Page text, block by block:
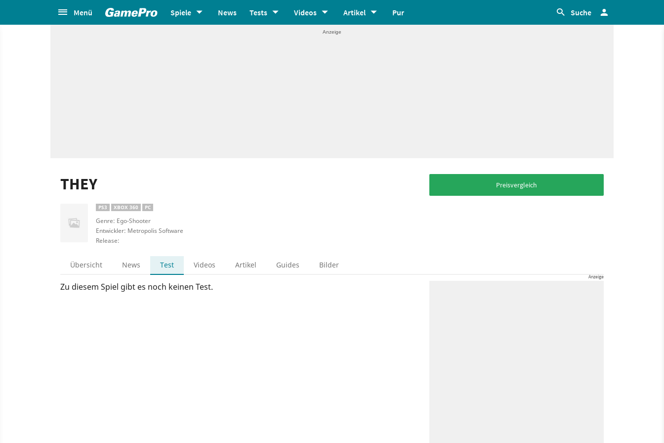
Menü Spiele News Tests Videos Artikel Pur Suche
THEY
PS3 XBOX 360 PC
Genre: Ego-Shooter
Entwickler: Metropolis Software
Release:
Preisvergleich
Übersicht News Test Videos Artikel Guides Bilder
Zu diesem Spiel gibt es noch keinen Test.